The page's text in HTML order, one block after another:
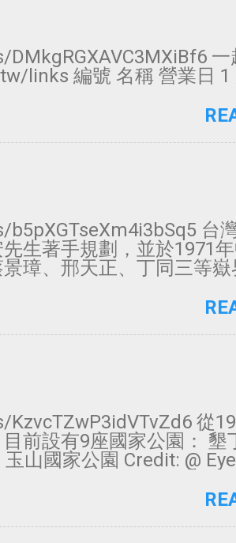
一
links 編號 名稱 營業日 1
週一、四 6 士林夜市 每日
（通化街夜市） 每日 14
16 延三夜市 每日 17 景美
737夜市 每日 23 樂華夜
夜市 每日 26 三和夜市 每
花園夜市 週三、五、六、
夜市 每日 31 西盛夜市 週
水英專夜市 每日 34 淡水沙
台
生著手規劃，並於1971
璋、邢天正、丁同三等
優先入選，藉此帶動國內
從
前設有9座國家公園： 墾
山國家公園 Credit: @
@ Teng 雪霸國家公園